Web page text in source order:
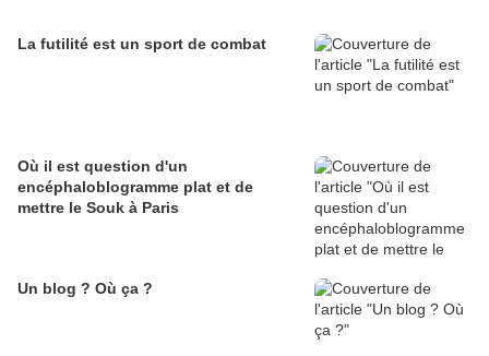
La futilité est un sport de combat
Où il est question d'un
encéphaloblogramme plat et de
mettre le Souk à Paris
Un blog ? Où ça ?